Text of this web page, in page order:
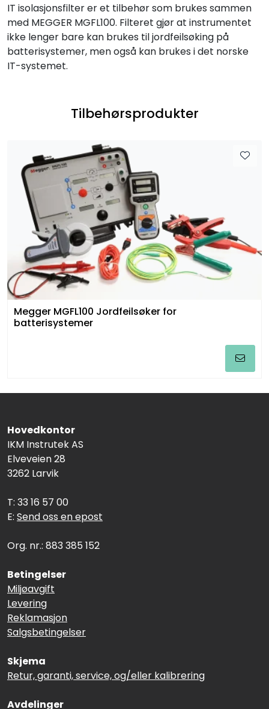
IT isolasjonsfilter er et tilbehør som brukes sammen
med MEGGER MGFL100. Filteret gjør at instrumentet
ikke lenger bare kan brukes til jordfeilsøking på
batterisystemer, men også kan brukes i det norske
IT-systemet.
Tilbehørsprodukter
Megger MGFL100 Jordfeilsøker for
batterisystemer
Hovedkontor
IKM Instrutek AS
Elveveien 28
3262 Larvik
T: 33 16 57 00
E: Send oss en epost
Org. nr.: 883 385 152
Betingelser
Miljøavgift
Levering
Reklamasjon
Salgsbetingelser
Skjema
Retur, garanti, service, og/eller kalibrering
Avdelinger